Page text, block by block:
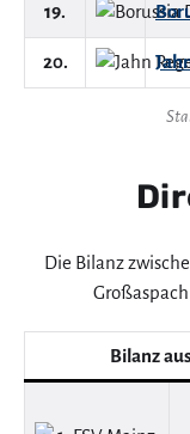
19.
20.
Die Bilanz
Bilanz